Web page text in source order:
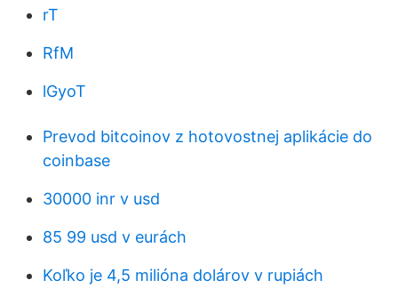
rT
RfM
lGyoT
Prevod bitcoinov z hotovostnej aplikácie do
coinbase
30000 inr v usd
85 99 usd v eurách
Koľko je 4,5 milióna dolárov v rupiách